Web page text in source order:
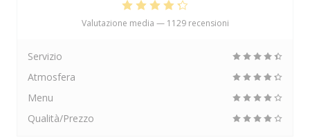
Valutazione media — 1129 recensioni
Servizio
Atmosfera
Menu
Qualità/Prezzo